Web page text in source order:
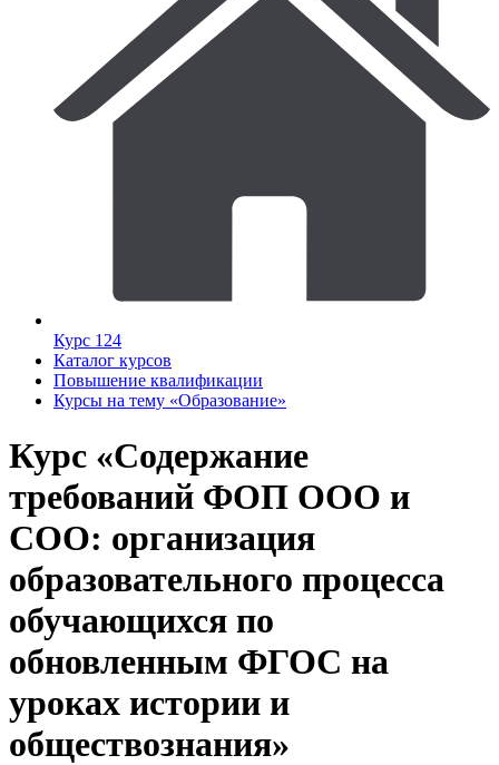
Курс 124
Каталог курсов
Повышение квалификации
Курсы на тему «Образование»
Курс «Содержание
требований ФОП ООО и
СОО: организация
образовательного процесса
обучающихся по
обновленным ФГОС на
уроках истории и
обществознания»